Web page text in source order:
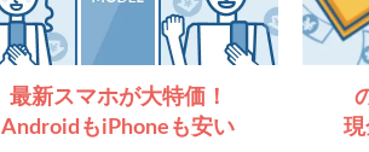
最新スマホが大特価！
AndroidもiPhoneも安い
現